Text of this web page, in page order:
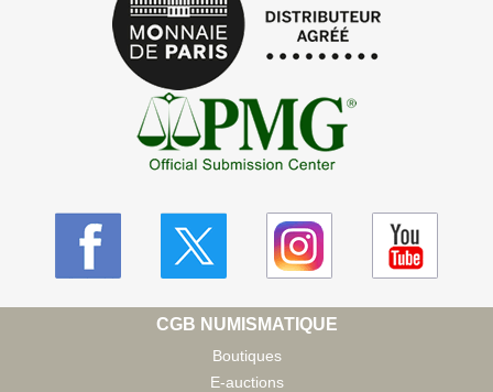
CGB NUMISMATIQUE
Boutiques
E-auctions